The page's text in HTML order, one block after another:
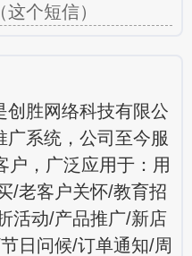
个短信）
创胜网络科技有限公
广系统，公司至今服
户，广泛应用于：用
/老客户关怀/教育招
活动/产品推广/新店
日问候/订单通知/周